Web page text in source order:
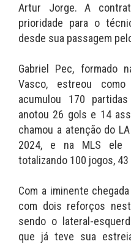
Artur Jorge. A
prioridade para o
desde sua passagem
Gabriel Pec, formado
Vasco, estreou
acumulou 170
anotou 26 gols e 14
chamou a atenção do
2024, e na MLS ele
totalizando 100 jogos,
Com a iminente
com dois reforços
sendo o lateral-
que já teve sua